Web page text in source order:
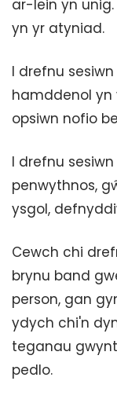
ar-lein yn
yn yr atyniad.
I drefnu
hamddenol
opsiwn nofio
I drefnu
penwythnos,
ysgol,
Cewch chi
brynu band
person, gan
ydych chi'n
teganau
pedlo.